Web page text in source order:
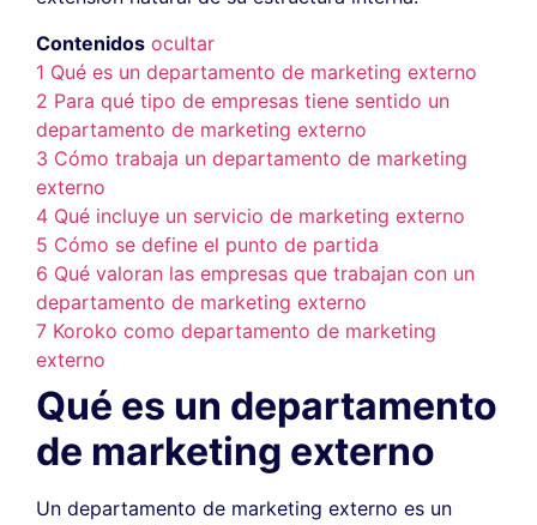
Contenidos ocultar
1 Qué es un departamento de marketing externo
2 Para qué tipo de empresas tiene sentido un
departamento de marketing externo
3 Cómo trabaja un departamento de marketing
externo
4 Qué incluye un servicio de marketing externo
5 Cómo se define el punto de partida
6 Qué valoran las empresas que trabajan con un
departamento de marketing externo
7 Koroko como departamento de marketing
externo
Qué es un departamento
de marketing externo
Un departamento de marketing externo es un